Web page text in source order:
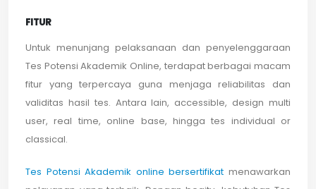
FITUR
Untuk menunjang pelaksanaan dan penyelenggaraan
Tes Potensi Akademik Online, terdapat berbagai macam
fitur yang terpercaya guna menjaga reliabilitas dan
validitas hasil tes. Antara lain, accessible, design multi
user, real time, online base, hingga tes individual or
classical.
Tes Potensi Akademik online bersertifikat menawarkan